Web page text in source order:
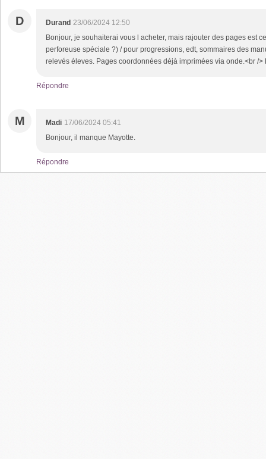
D Durand 23/06/2024 12:50
Bonjour, je souhaiterai vous l acheter, mais rajouter des pages est
perforeuse spéciale ?) / pour progressions, edt, sommaires des
relevés éleves. Pages coordonnées déjà imprimées via onde.<br />
Répondre
M Madi 17/06/2024 05:41
Bonjour, il manque Mayotte.
Répondre